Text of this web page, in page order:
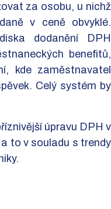
za osobu, u nichž
v ceně obvyklé.
dodanění DPH
benefitů,
kde zaměstnavatel
Celý systém by
úpravu DPH v
to v souladu s trendy